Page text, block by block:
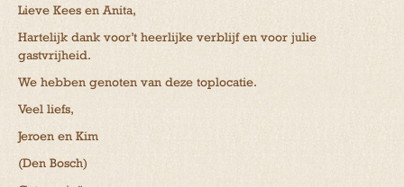
Lieve Kees en Anita,
Hartelijk dank voor’t heerlijke verblijf en voor julie
gastvrijheid.
We hebben genoten van deze toplocatie.
Veel liefs,
Jeroen en Kim
(Den Bosch)